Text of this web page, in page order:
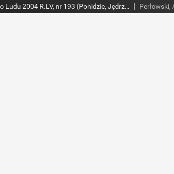
Słowo Ludu 2004 R.LV, nr 193 (Ponidzie, Jędrzejów, Włoszczowa, Sandomierz, Staszów, Opatów)